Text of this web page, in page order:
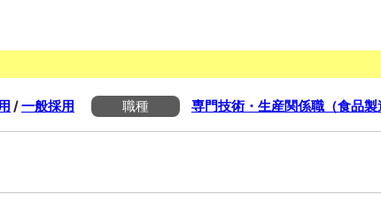
/一般採用 職種 専門技術・生産関係職（食品製